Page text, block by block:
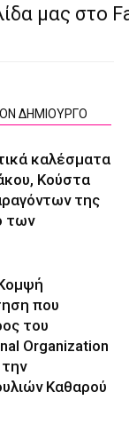
μας στο
ΔΗΜΙΟΥΡΓΟ
καλέσματα
Κούστα
της
των
που
του
Organization
Καθαρού